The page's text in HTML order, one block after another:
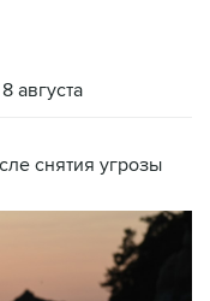
августа
снятия угрозы